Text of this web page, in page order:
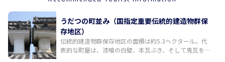
車場 駐車場は道の駅藍ランドうだつをご利用ください。 ◇TEL
0883-52-5168 ◇営業時間・定休日 営業日：月、水、木、金、
土、日 営業時間：10:00 - 16:00 定休日：火、年末年始 ◇ウェブ
サイト http://aizomeya.jp/
うだつの町並み（国指定重要伝統的建造物群保
存地区）
伝統的建造物群保存地区の面積は約5.3ヘクタール。代
表的な町屋は、漆喰の白壁、本瓦ぶき、そして鬼瓦を両